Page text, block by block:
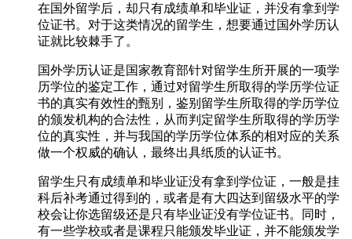
在国外留学后，却只有成绩单和毕业证，并没有拿到学
位证书。对于这类情况的留学生，想要通过国外学历认
证就比较棘手了。
国外学历认证是国家教育部针对留学生所开展的一项学
历学位的鉴定工作，通过对留学生所取得的学历学位证
书的真实有效性的甄别，鉴别留学生所取得的学历学位
的颁发机构的合法性，从而判定留学生所取得的学历学
位的真实性，并与我国的学历学位体系的相对应的关系
做一个权威的确认，最终出具纸质的认证书。
留学生只有成绩单和毕业证没有拿到学位证，一般是挂
科后补考通过得到的，或者是有大四达到留级水平的学
校会让你选留级还是只有毕业证没有学位证书。同时，
有一些学校或者是课程只能颁发毕业证，并不能颁发学